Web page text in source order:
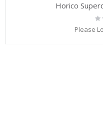
Horico
Please